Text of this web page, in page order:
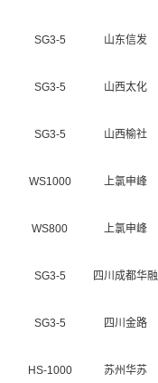
SG3-5 山东信发
SG3-5 山西太化
SG3-5 山西榆社
WS1000 上氯申峰
WS800 上氯申峰
SG3-5 四川成都华融
SG3-5 四川金路
HS-1000 苏州华苏